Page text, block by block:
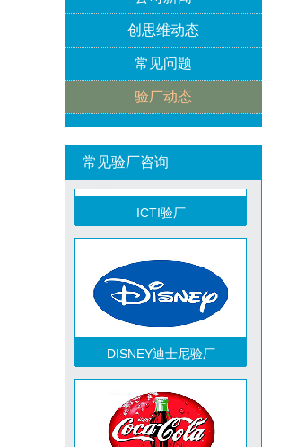
创思维动态
常见问题
验厂动态
常见验厂咨询
BSCI验厂